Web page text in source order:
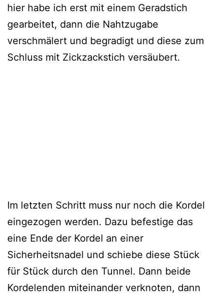
hier habe ich erst mit einem Geradstich
gearbeitet, dann die Nahtzugabe
verschmälert und begradigt und diese zum
Schluss mit Zickzackstich versäubert.
Im letzten Schritt muss nur noch die Kordel
eingezogen werden. Dazu befestige das
eine Ende der Kordel an einer
Sicherheitsnadel und schiebe diese Stück
für Stück durch den Tunnel. Dann beide
Kordelenden miteinander verknoten, dann